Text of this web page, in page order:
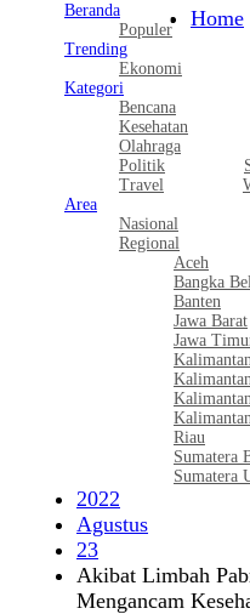
Beranda
Populer
Trending
Ekonomi
Kategori
Bencana
Kesehatan
Olahraga
Politik
Travel
Area
Nasional
Regional
Aceh
Bangka
Banten
Jawa Barat
Jawa
Riau
Sumatera
Sumatera
Home
2022
Agustus
23
Akibat Limbah
Mengancam